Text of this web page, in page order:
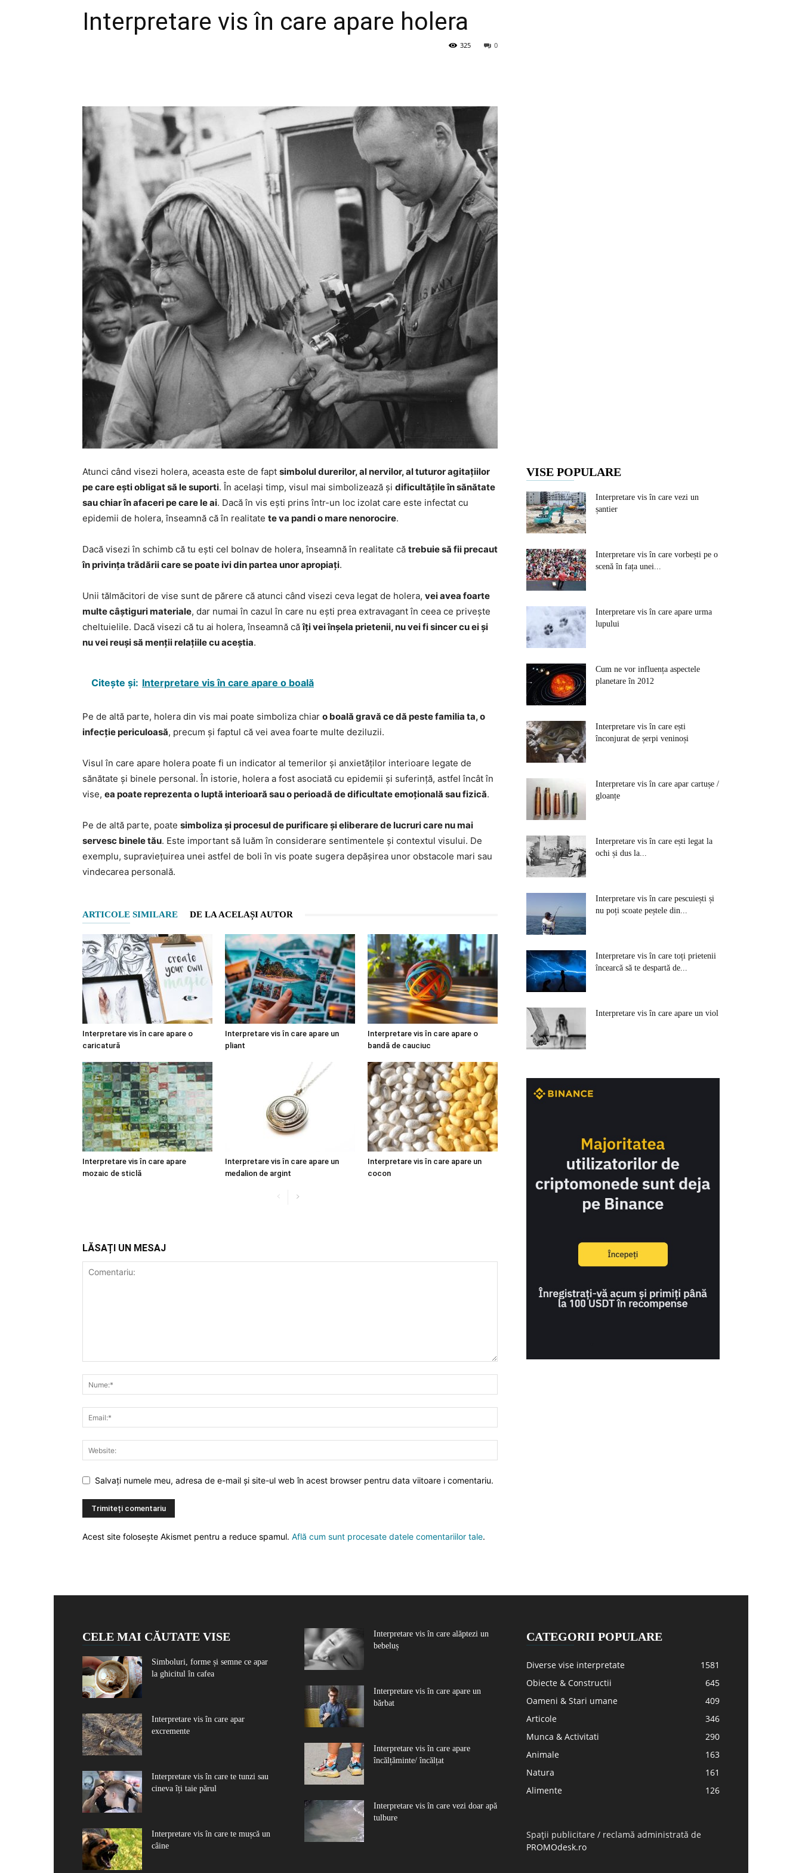
Interpretare vis în care apare holera
0
325
Atunci când visezi holera, aceasta este de fapt simbolul durerilor, al nervilor, al tuturor agitațiilor
pe care ești obligat să le suporti. În același timp, visul mai simbolizează și dificultățile în sănătate
sau chiar în afaceri pe care le ai. Dacă în vis ești prins într-un loc izolat care este infectat cu
epidemii de holera, înseamnă că în realitate te va pandi o mare nenorocire.
Dacă visezi în schimb că tu ești cel bolnav de holera, înseamnă în realitate că trebuie să fii precaut
în privința trădării care se poate ivi din partea unor apropiați.
Unii tălmăcitori de vise sunt de părere că atunci când visezi ceva legat de holera, vei avea foarte
multe câștiguri materiale, dar numai în cazul în care nu ești prea extravagant în ceea ce privește
cheltuielile. Dacă visezi că tu ai holera, înseamnă căîți vei înșela prietenii, nu vei fi sincer cu ei și
nu vei reuși să menții relațiile cu aceștia.
Citește și: Interpretare vis în care apare o boală
Pe de altă parte, holera din vis mai poate simboliza chiar o boală gravă ce dă peste familia ta, o
infecție periculoasă, precum și faptul că vei avea foarte multe deziluzii.
Visul în care apare holera poate fi un indicator al temerilor și anxietăților interioare legate de
sănătate și binele personal. În istorie, holera a fost asociată cu epidemii și suferință, astfel încât în
vise, ea poate reprezenta o luptă interioară sau o perioadă de dificultate emoțională sau fizică.
Pe de altă parte, poate simboliza și procesul de purificare și eliberare de lucruri care nu mai
servesc binele tău. Este important să luăm în considerare sentimentele și contextul visului. De
exemplu, supraviețuirea unei astfel de boli în vis poate sugera depășirea unor obstacole mari sau
vindecarea personală.
ARTICOLE SIMILARE DE LA ACELAȘI AUTOR
Interpretare vis în care apare o
caricatură
Interpretare vis în care apare un
pliant
Interpretare vis în care apare o
bandă de cauciuc
Interpretare vis în care apare
mozaic de sticlă
Interpretare vis în care apare un
medalion de argint
Interpretare vis în care apare un
cocon
LĂSAȚI UN MESAJ
Salvați numele meu, adresa de e-mail și site-ul web în acest browser pentru data viitoare i comentariu.
Acest site folosește Akismet pentru a reduce spamul. Află cum sunt procesate datele comentariilor tale.
VISE POPULARE
Interpretare vis în care vezi un
șantier
Interpretare vis în care vorbești pe o
scenă în fața unei...
Interpretare vis în care apare urma
lupului
Cum ne vor influența aspectele
planetare în 2012
Interpretare vis în care ești
înconjurat de șerpi veninoși
Interpretare vis în care apar cartușe /
gloanțe
Interpretare vis în care ești legat la
ochi și dus la...
Interpretare vis în care pescuiești și
nu poți scoate peștele din...
Interpretare vis în care toți prietenii
încearcă să te despartă de...
Interpretare vis în care apare un viol
CELE MAI CĂUTATE VISE
Simboluri, forme și semne ce apar
la ghicitul în cafea
Interpretare vis în care apar
excremente
Interpretare vis în care te tunzi sau
cineva îți taie părul
Interpretare vis în care te mușcă un
câine
Interpretare vis în care alăptezi un
bebeluș
Interpretare vis în care apare un
bărbat
Interpretare vis în care apare
încălțăminte/ încălțat
Interpretare vis în care vezi doar apă
tulbure
CATEGORII POPULARE
Diverse vise interpretate
1581
Obiecte & Constructii
645
Oameni & Stari umane
409
Articole
346
Munca & Activitati
290
Animale
163
Natura
161
Alimente
126
Spații publicitare / reclamă administrată de
PROMOdesk.ro